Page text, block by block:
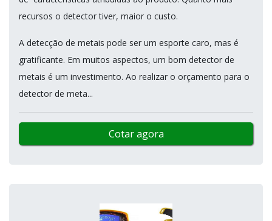
recursos o detector tiver, maior o custo.
A detecção de metais pode ser um esporte caro, mas é
gratificante. Em muitos aspectos, um bom detector de
metais é um investimento. Ao realizar o orçamento para o
detector de meta...
Cotar agora